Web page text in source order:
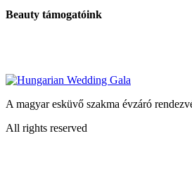
Beauty támogatóink
A magyar esküvő szakma évzáró
All rights reserved